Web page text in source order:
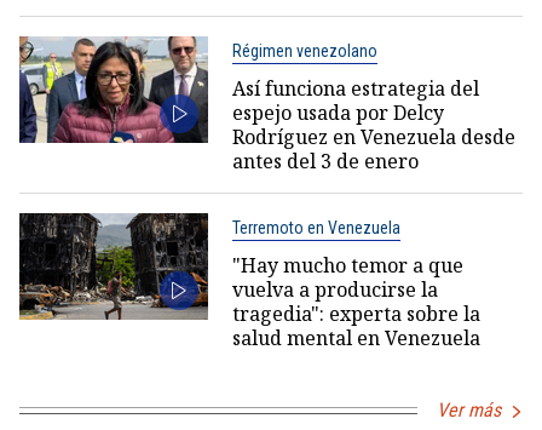
Régimen venezolano
Así funciona estrategia del
espejo usada por Delcy
Rodríguez en Venezuela desde
antes del 3 de enero
Terremoto en Venezuela
"Hay mucho temor a que
vuelva a producirse la
tragedia": experta sobre la
salud mental en Venezuela
Ver más